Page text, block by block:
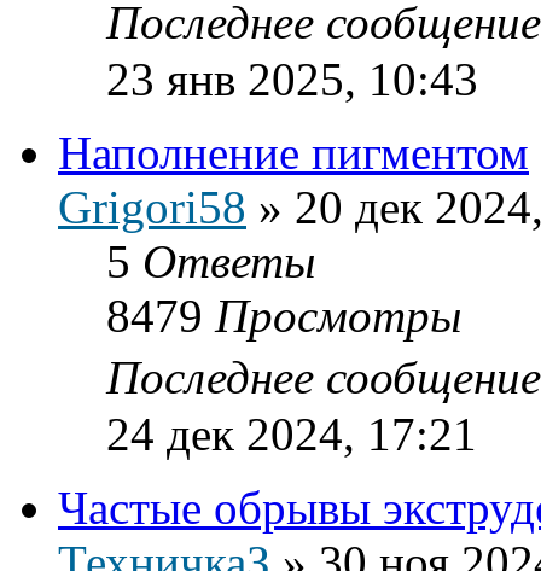
Последнее
23 янв 2025, 10:43
Наполнение пигментом
Grigori58 » 20 дек
5 Ответы
8479 Просмотры
Последнее
24 дек 2024, 17:21
Частые обрывы